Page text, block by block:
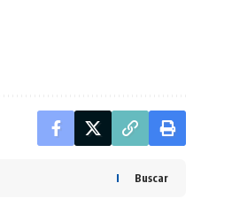
Buscar